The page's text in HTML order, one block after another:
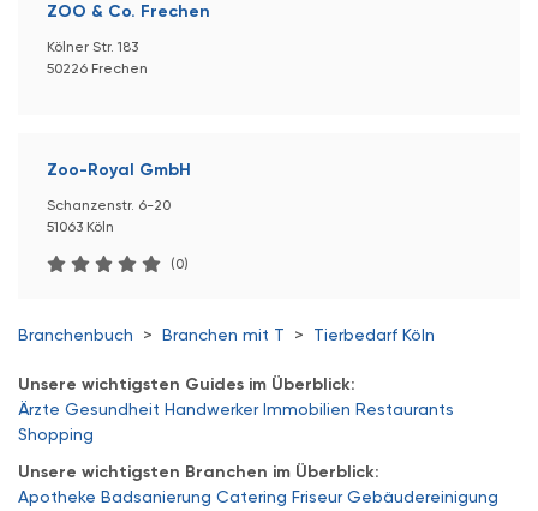
ZOO & Co. Frechen
Kölner Str. 183
50226 Frechen
Zoo-Royal GmbH
Schanzenstr. 6-20
51063 Köln
(0)
Branchenbuch > Branchen mit T > Tierbedarf Köln
Unsere wichtigsten Guides im Überblick:
Ärzte Gesundheit Handwerker Immobilien Restaurants
Shopping
Unsere wichtigsten Branchen im Überblick:
Apotheke Badsanierung Catering Friseur Gebäudereinigung